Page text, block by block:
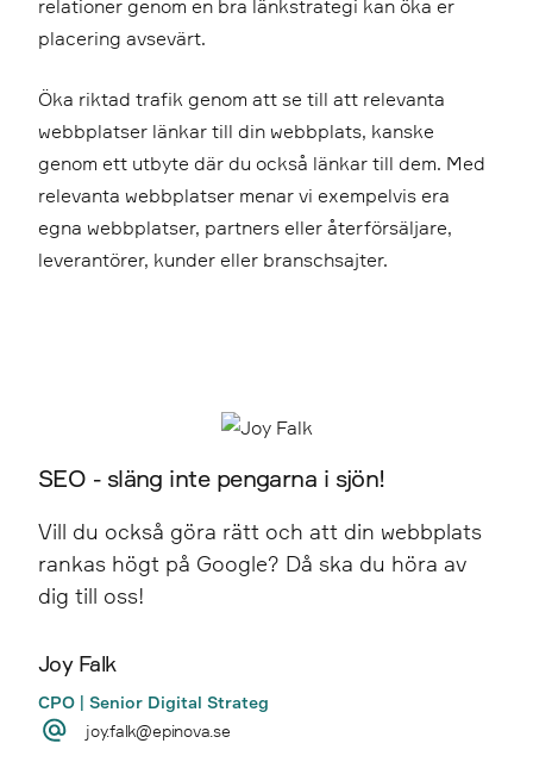
relationer genom en bra länkstrategi kan öka er
placering avsevärt.
Öka riktad trafik genom att se till att relevanta
webbplatser länkar till din webbplats, kanske
genom ett utbyte där du också länkar till dem. Med
relevanta webbplatser menar vi exempelvis era
egna webbplatser, partners eller återförsäljare,
leverantörer, kunder eller branschsajter.
Joy Falk
CPO | Senior Digital Strateg
joy.falk@epinova.se
SEO - släng inte pengarna i sjön!
Vill du också göra rätt och att din webbplats
rankas högt på Google? Då ska du höra av
dig till oss!